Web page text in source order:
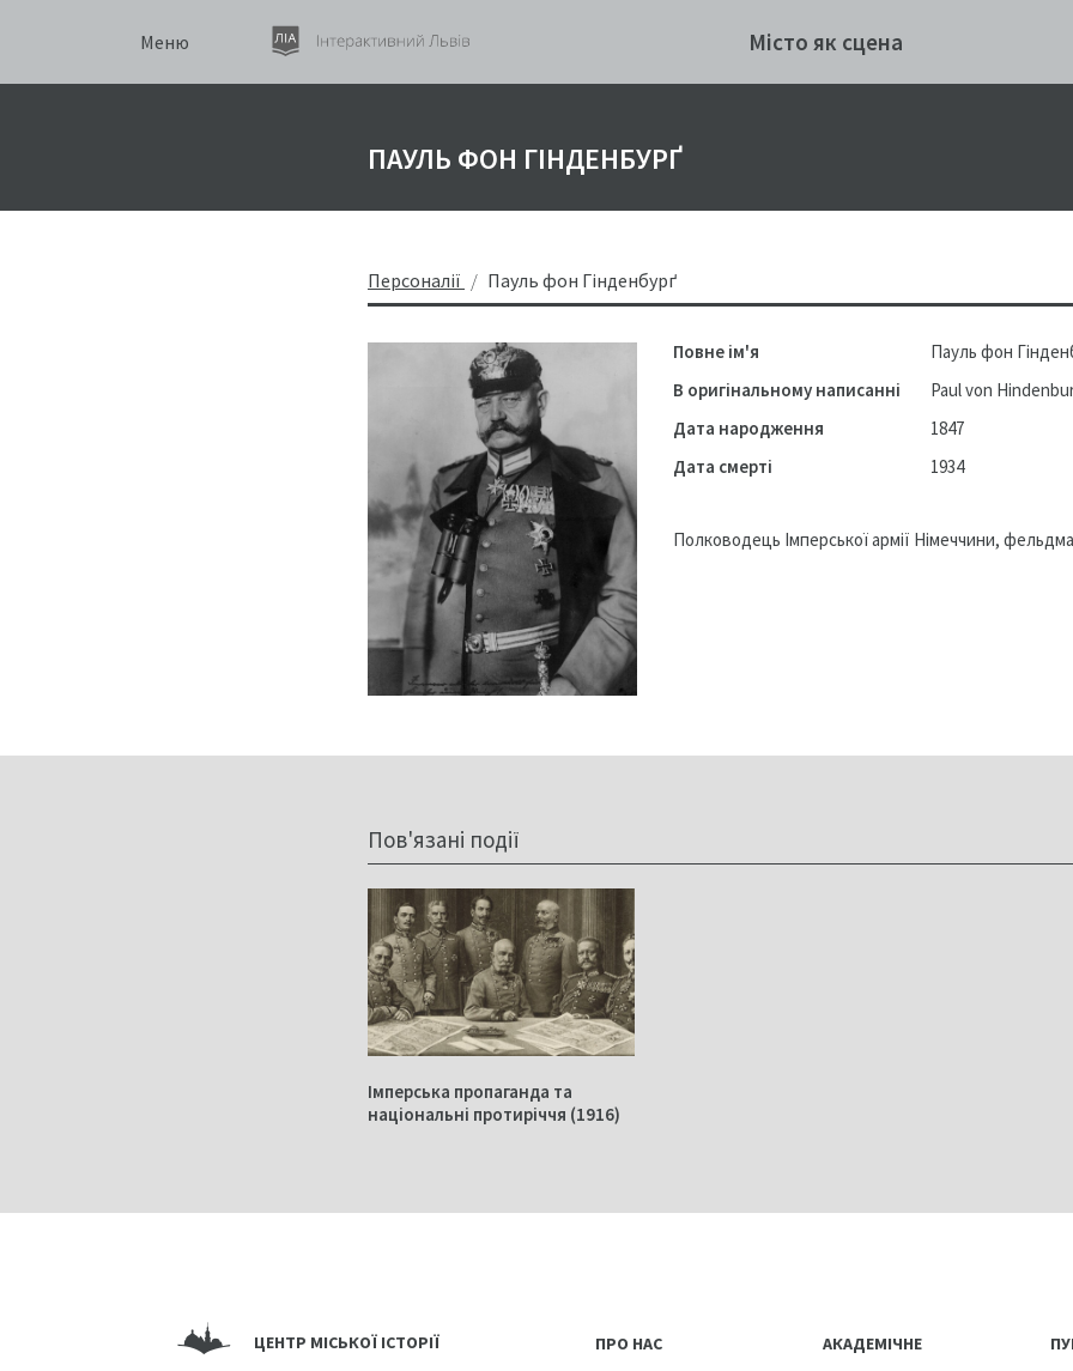
Меню Місто як сцена
ПАУЛЬ ФОН ГІНДЕНБУРҐ
Персоналії Пауль фон Гінденбурґ
Повне ім'я
Пауль фон
В оригінальному написанні
Paul von
Дата народження
1847
Дата смерті
1934
Полководець Імперської армії Німеччини,
Пов'язані події
Імперська пропаганда та
національні протиріччя (1916)
ЦЕНТР МІСЬКОЇ ІСТОРІЇ
ПРО НАС
АКАДЕМІЧНЕ